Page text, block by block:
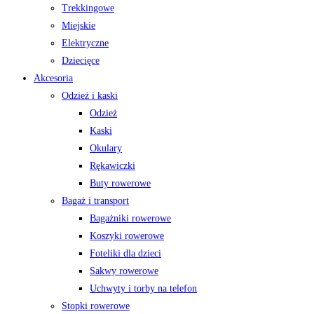
Trekkingowe
Miejskie
Elektryczne
Dziecięce
Akcesoria
Odzież i kaski
Odzież
Kaski
Okulary
Rękawiczki
Buty rowerowe
Bagaż i transport
Bagażniki rowerowe
Koszyki rowerowe
Foteliki dla dzieci
Sakwy rowerowe
Uchwyty i torby na telefon
Stopki rowerowe